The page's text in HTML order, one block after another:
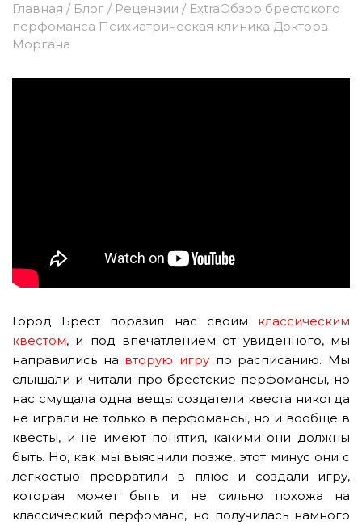
Главная / Блог / Рецензии / ExtraОбзор брестского
перфоманса Психиатрическая клиника Доктора
Моргана
Город Брест поразил нас своим классическим
квестом, и под впечатлением от увиденного, мы
направились на вторую игру по расписанию. Мы
слышали и читали про брестские перфомансы, но
нас смущала одна вещь: создатели квеста никогда
не играли не только в перфомансы, но и вообще в
квесты, и не имеют понятия, какими они должны
быть. Но, как мы выяснили позже, этот минус они с
легкостью превратили в плюс и создали игру,
которая может быть и не сильно похожа на
классический перфоманс, но получилась намного